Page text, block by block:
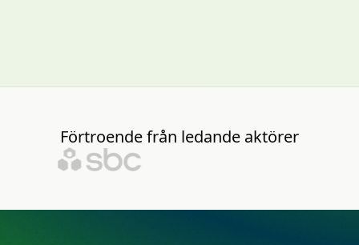
Förtroendefrån ledande aktörer